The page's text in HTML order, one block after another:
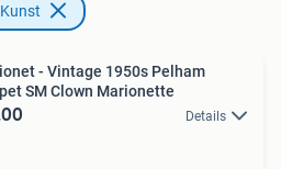
- Vintage 1950s Pelham
SM Clown Marionette
Details